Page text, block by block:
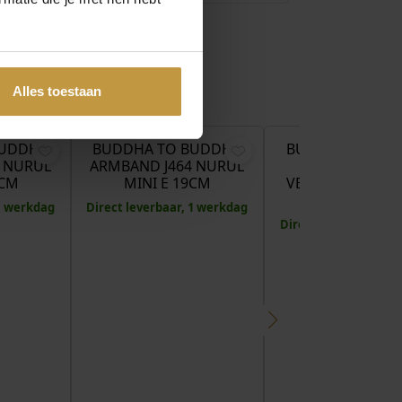
Alles toestaan
werkdag
BUDDHA TO BUDDHA
ARMBAND J464 NURUL
MINI E 19CM
Direct leverbaar, 1 werkdag
BUDDHA TO
VENETIAN XS
Direct leverbaar, 1